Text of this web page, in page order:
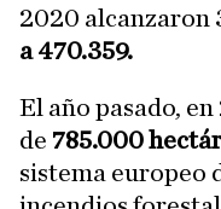
2020 alcanzaron
a 470.359.
El año pasado,
de 785.000
sistema europeo